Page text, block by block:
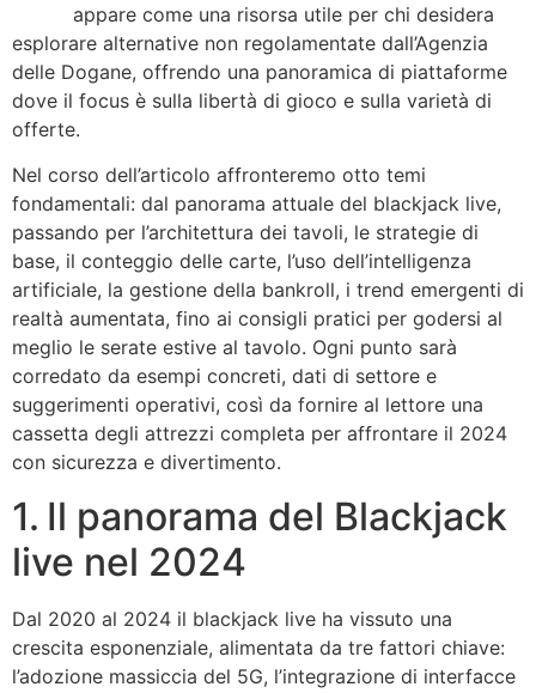
appare come una risorsa utile per chi desidera
esplorare alternative non regolamentate dall’Agenzia
delle Dogane, offrendo una panoramica di piattaforme
dove il focus è sulla libertà di gioco e sulla varietà di
offerte.
Nel corso dell’articolo affronteremo otto temi
fondamentali: dal panorama attuale del blackjack live,
passando per l’architettura dei tavoli, le strategie di
base, il conteggio delle carte, l’uso dell’intelligenza
artificiale, la gestione della bankroll, i trend emergenti di
realtà aumentata, fino ai consigli pratici per godersi al
meglio le serate estive al tavolo. Ogni punto sarà
corredato da esempi concreti, dati di settore e
suggerimenti operativi, così da fornire al lettore una
cassetta degli attrezzi completa per affrontare il 2024
con sicurezza e divertimento.
1. Il panorama del Blackjack
live nel 2024
Dal 2020 al 2024 il blackjack live ha vissuto una
crescita esponenziale, alimentata da tre fattori chiave:
l’adozione massiccia del 5G, l’integrazione di interfacce